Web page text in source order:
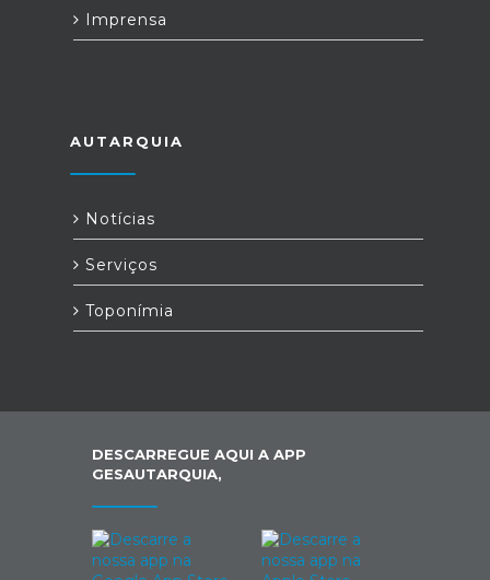
Imprensa
AUTARQUIA
Notícias
Serviços
Toponímia
DESCARREGUE AQUI A APP
GESAUTARQUIA,